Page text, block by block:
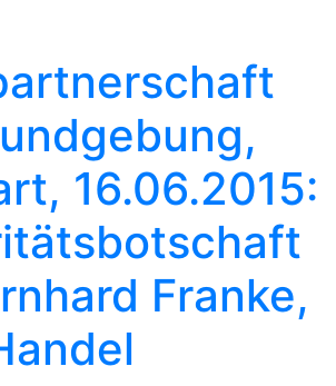
16.06.2015:
Franke,